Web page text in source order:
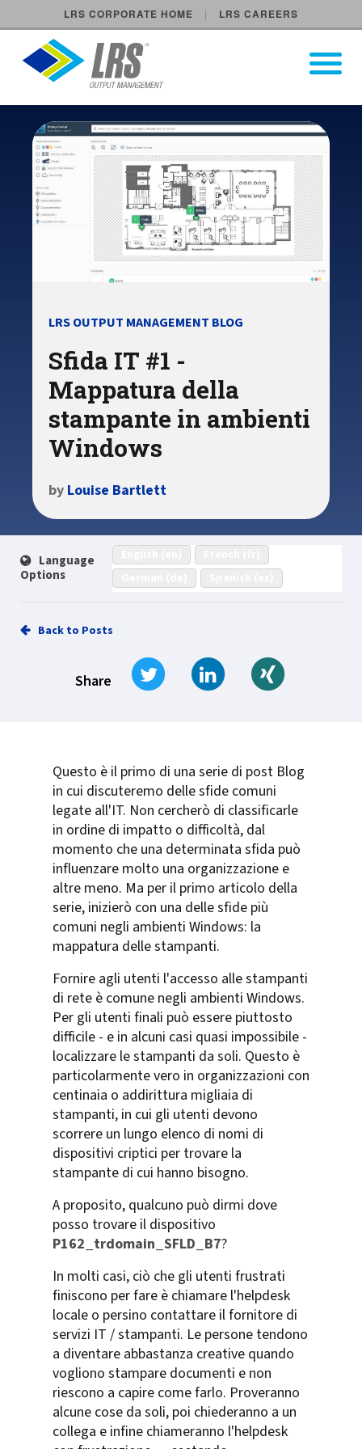
LRS CORPORATE HOME LRS CAREERS
LRS Output Management
Main Navigation
Open
LRS OUTPUT MANAGEMENT BLOG
Sfida IT #1 -
Mappatura della
stampante in ambienti
Windows
by Louise Bartlett
Language
Options
Back to Posts
Share
Tweet Share on LinkedIn
Questo è il primo di una serie di post Blog
in cui discuteremo delle sfide comuni
legate all'IT. Non cercherò di classificarle
in ordine di impatto o difficoltà, dal
momento che una determinata sfida può
influenzare molto una organizzazione e
altre meno. Ma per il primo articolo della
serie, inizierò con una delle sfide più
comuni negli ambienti Windows: la
mappatura delle stampanti.
Fornire agli utenti l'accesso alle stampanti
di rete è comune negli ambienti Windows.
Per gli utenti finali può essere piuttosto
difficile - e in alcuni casi quasi impossibile -
localizzare le stampanti da soli. Questo è
particolarmente vero in organizzazioni con
centinaia o addirittura migliaia di
stampanti, in cui gli utenti devono
scorrere un lungo elenco di nomi di
dispositivi criptici per trovare la
stampante di cui hanno bisogno.
A proposito, qualcuno può dirmi dove
posso trovare il dispositivo
P162_trdomain_SFLD_B7?
In molti casi, ciò che gli utenti frustrati
finiscono per fare è chiamare l'helpdesk
locale o persino contattare il fornitore di
servizi IT / stampanti. Le persone tendono
a diventare abbastanza creative quando
vogliono stampare documenti e non
riescono a capire come farlo. Proveranno
alcune cose da soli, poi chiederanno a un
collega e infine chiameranno l'helpdesk